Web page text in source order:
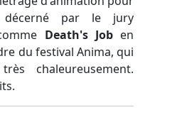
par le jury
Death's Joben
du festival Anima, qui
chaleureusement.